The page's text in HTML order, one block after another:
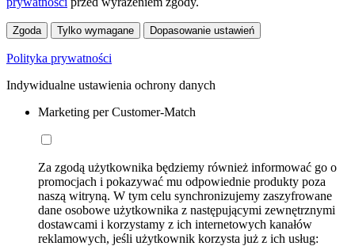
Zgoda Tylko wymagane Dopasowanie ustawień
Polityka prywatności
Indywidualne ustawienia ochrony danych
Marketing per Customer-Match
Za zgodą użytkownika będziemy również informować go o
promocjach i pokazywać mu odpowiednie produkty poza
naszą witryną. W tym celu synchronizujemy zaszyfrowane
dane osobowe użytkownika z następującymi zewnętrznymi
dostawcami i korzystamy z ich internetowych kanałów
reklamowych, jeśli użytkownik korzysta już z ich usług: